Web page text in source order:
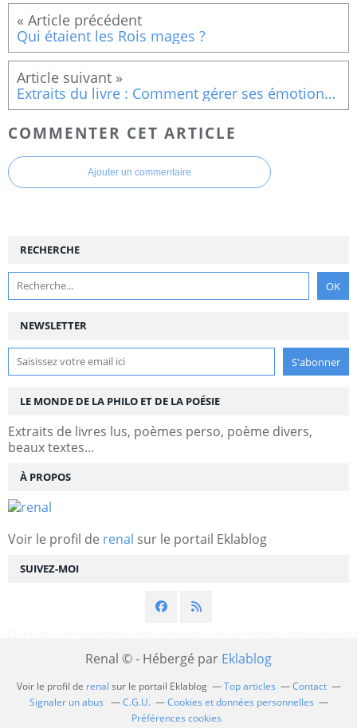
Qui étaient les Rois mages ?
Extraits du livre : Comment gérer ses émotions (La pitié, empathie avec autrui)
COMMENTER CET ARTICLE
Ajouter un commentaire
NEWSLETTER
SUIVEZ-MOI
RECHERCHE
LE MONDE DE LA PHILO ET DE LA POÉSIE
Extraits de livres lus, poèmes perso, poème divers,
beaux textes...
À PROPOS
Voir le profil de renal sur le portail Eklablog
Renal © - Hébergé par Eklablog
Voir le profil de renal sur le portail Eklablog Top articles
Contact
Signaler un abus
C.G.U.
Cookies et données personnelles
Préférences cookies